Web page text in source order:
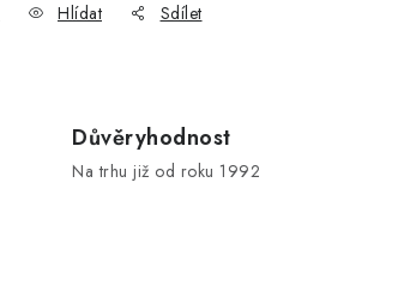
Hlídat Sdílet
Důvěryhodnost
Na trhu již od roku 1992